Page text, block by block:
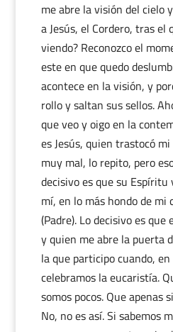
me abre la visión del cielo
a Jesús, el Cordero, tras el
viendo? Reconozco el
este en que quedo
acontece en la visión, y
rollo y saltan sus sellos.
que veo y oigo en la
es Jesús, quien trastocó
muy mal, lo repito, pero
decisivo es que su
mí, en lo más hondo de mi
(Padre). Lo decisivo es
y quien me abre la puerta
la que participo cuando,
celebramos la eucaristía.
somos pocos. Que apenas
No, no es así. Si sabemos